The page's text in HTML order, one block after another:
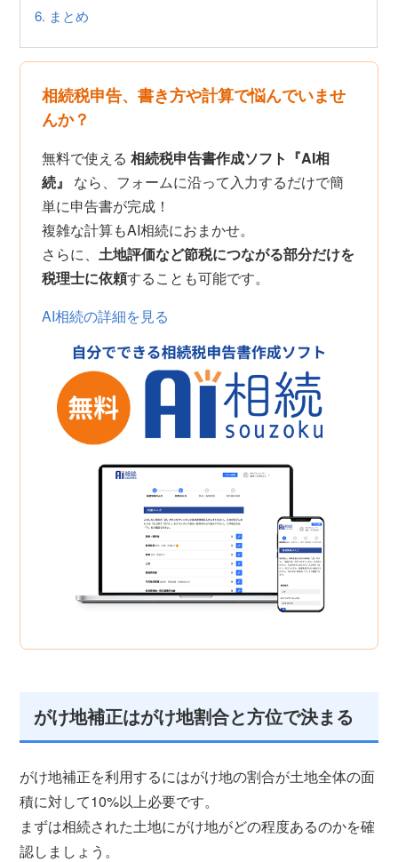
6. まとめ
相続税申告、書き方や計算で悩んでいませ
んか？
無料で使える相続税申告書作成ソフト『AI相
続』
なら、フォームに沿って入力するだけで簡
単に申告書が完成！
複雑な計算もAI相続におまかせ。
さらに、土地評価など節税につながる部分だけを
税理士に依頼することも可能です。
AI相続の詳細を見る
がけ地補正はがけ地割合と方位で決まる
がけ地補正を利用するにはがけ地の割合が土地全体の面
積に対して10%以上必要です。
まずは相続された土地にがけ地がどの程度あるのかを確
認しましょう。